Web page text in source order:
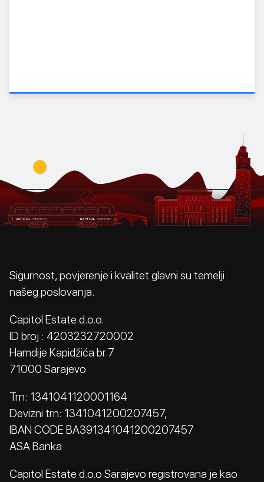
Sigurnost, povjerenje i kvalitet glavni su temelji
našeg poslovanja.
Capitol Estate d.o.o.
ID broj : 4203232720002
Hamdije Kapidžića br.7
71000 Sarajevo
Trn: 1341041120001164
Devizni trn: 1341041200207457,
IBAN CODE BA391341041200207457
ASA Banka
Capitol Estate d.o.o Sarajevo registrovana je kao